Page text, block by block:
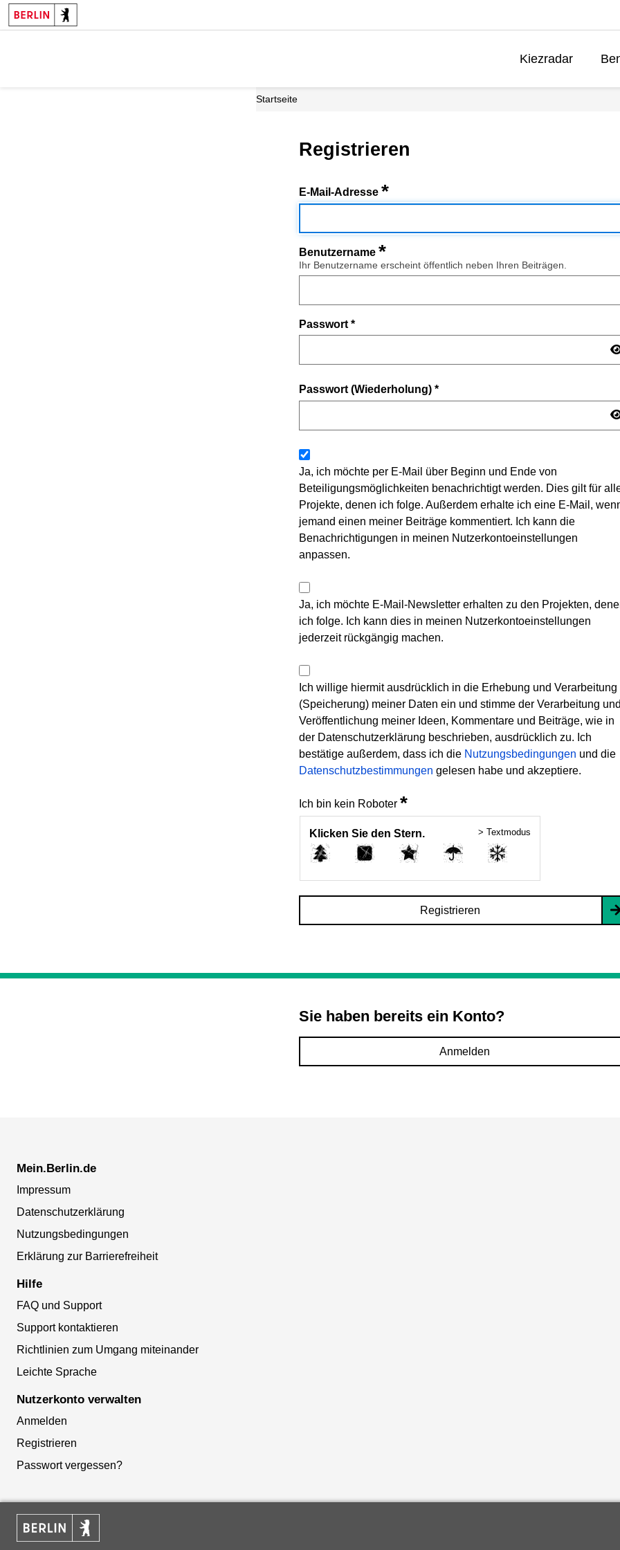
Kiezradar
Startseite
Registrieren
E-Mail-Adresse *
Benutzername *
Ihr Benutzername erscheint öffentlich neben Ihren Beiträgen.
Passwort *
Passwort (Wiederholung) *
Ja, ich möchte per E-Mail über Beginn und Ende von
Beteiligungsmöglichkeiten benachrichtigt werden. Dies gilt für
Projekte, denen ich folge. Außerdem erhalte ich eine E-Mail,
jemand einen meiner Beiträge kommentiert. Ich kann die
Benachrichtigungen in meinen Nutzerkontoeinstellungen
anpassen.
Ja, ich möchte E-Mail-Newsletter erhalten zu den Projekten,
ich folge. Ich kann dies in meinen Nutzerkontoeinstellungen
jederzeit rückgängig machen.
Ich willige hiermit ausdrücklich in die Erhebung und Verarbeitung
(Speicherung) meiner Daten ein und stimme der Verarbeitung und
Veröffentlichung meiner Ideen, Kommentare und Beiträge, wie in
der Datenschutzerklärung beschrieben, ausdrücklich zu. Ich
bestätige außerdem, dass ich die Nutzungsbedingungen und die
Datenschutzbestimmungen gelesen habe und akzeptiere.
Ich bin kein Roboter *
Klicken Sie den Stern. > Textmodus
Registrieren
Sie haben bereits ein Konto?
Anmelden
Mein.Berlin.de
Impressum
Datenschutzerklärung
Nutzungsbedingungen
Erklärung zur Barrierefreiheit
Hilfe
FAQ und Support
Support kontaktieren
Richtlinien zum Umgang miteinander
Leichte Sprache
Nutzerkonto verwalten
Anmelden
Registrieren
Passwort vergessen?